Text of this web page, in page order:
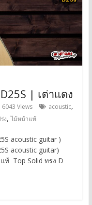
| เต่าแดง
6043 Views acoustic,
ง,ไม้หน้าแท้
acoustic guitar )
acoustic guitar)
ท้ Top Solid ทรง D